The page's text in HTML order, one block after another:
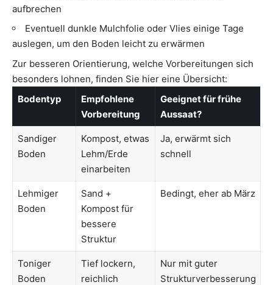
aufbrechen
Eventuell dunkle Mulchfolie oder Vlies einige Tage
auslegen, um den Boden leicht zu erwärmen
Zur besseren Orientierung, welche Vorbereitungen sich
besonders lohnen, finden Sie hier eine Übersicht:
Bodentyp
Empfohlene
Vorbereitung
Geeignet für frühe
Aussaat?
Sandiger
Boden
Kompost, etwas
Lehm/Erde
einarbeiten
Ja, erwärmt sich
schnell
Lehmiger
Boden
Sand +
Kompost für
bessere
Struktur
Bedingt, eher ab März
Toniger
Boden
Tief lockern,
reichlich
Nur mit guter
Strukturverbesserung